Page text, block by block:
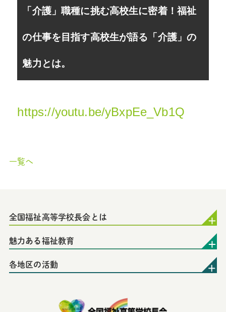
「介護」職種に挑む高校生に密着！福祉
の仕事を目指す高校生が語る「介護」の
魅力とは。
https://youtu.be/yBxpEe_Vb1Q
一覧へ
全国福祉高等学校長会とは
魅力ある福祉教育
各地区の活動